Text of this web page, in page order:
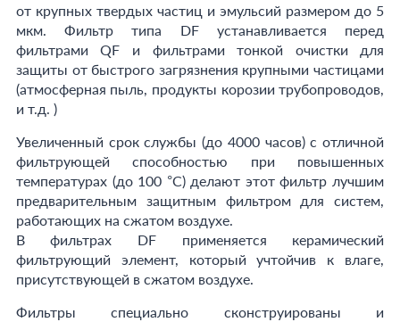
от крупных твердых частиц и эмульсий размером до 5
мкм. Фильтр типа DF устанавливается перед
фильтрами QF и фильтрами тонкой очистки для
защиты от быстрого загрязнения крупными частицами
(атмосферная пыль, продукты корозии трубопроводов,
и т.д. )
Увеличенный срок службы (до 4000 часов) с отличной
фильтрующей способностью при повышенных
температурах (до 100 °С) делают этот фильтр лучшим
предварительным защитным фильтром для систем,
работающих на сжатом воздухе.
В фильтрах DF применяется керамический
фильтрующий элемент, который учтойчив к влаге,
присутствующей в сжатом воздухе.
Фильтры специально сконструированы и